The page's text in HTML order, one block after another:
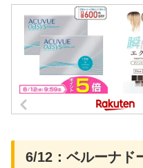
6/12：ベルーナド